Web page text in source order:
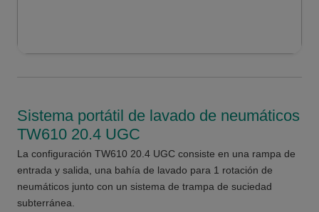
Sistema portátil de lavado de neumáticos
TW610 20.4 UGC
La configuración TW610 20.4 UGC consiste en una rampa de
entrada y salida, una bahía de lavado para 1 rotación de
neumáticos junto con un sistema de trampa de suciedad
subterránea.